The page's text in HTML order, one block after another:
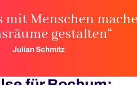
mit Menschen
gestalten“
Julian Schmitz